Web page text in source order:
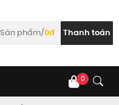
Sản phẩm/0đ Thanh toán
0